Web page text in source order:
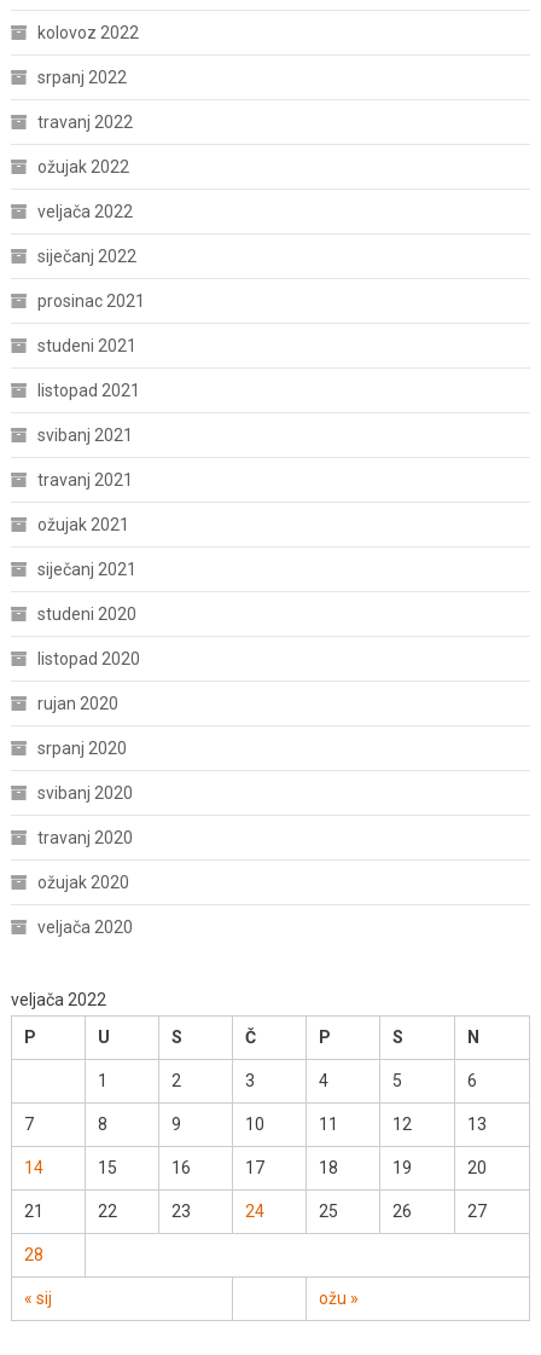
kolovoz 2022
srpanj 2022
travanj 2022
ožujak 2022
veljača 2022
siječanj 2022
prosinac 2021
studeni 2021
listopad 2021
svibanj 2021
travanj 2021
ožujak 2021
siječanj 2021
studeni 2020
listopad 2020
rujan 2020
srpanj 2020
svibanj 2020
travanj 2020
ožujak 2020
veljača 2020
veljača 2022
P
U S Č P S N
« sij ožu »
1 2 3 4 5 6
7 8 9 10 11 12 13
14 15 16 17 18 19 20
21 22 23 24 25 26 27
28